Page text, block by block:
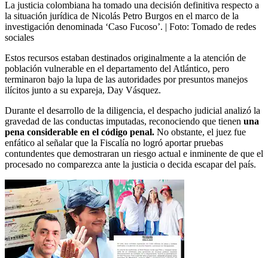
La justicia colombiana ha tomado una decisión definitiva respecto a
la situación jurídica de Nicolás Petro Burgos en el marco de la
investigación denominada ‘Caso Fucoso’. | Foto: Tomado de redes
sociales
Estos recursos estaban destinados originalmente a la atención de
población vulnerable en el departamento del Atlántico, pero
terminaron bajo la lupa de las autoridades por presuntos manejos
ilícitos junto a su expareja, Day Vásquez.
Durante el desarrollo de la diligencia, el despacho judicial analizó la
gravedad de las conductas imputadas, reconociendo que tienen una
pena considerable en el código penal. No obstante, el juez fue
enfático al señalar que la Fiscalía no logró aportar pruebas
contundentes que demostraran un riesgo actual e inminente de que el
procesado no comparezca ante la justicia o decida escapar del país.